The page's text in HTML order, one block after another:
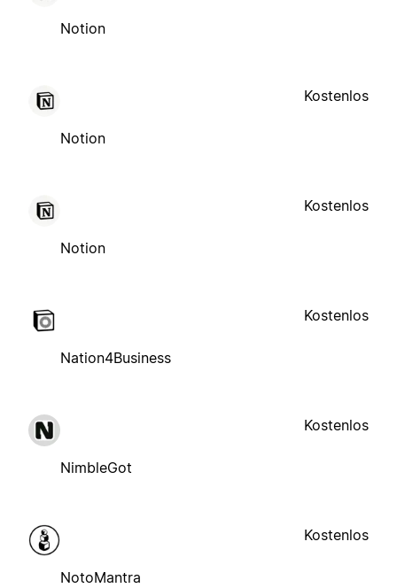
Notion
Notion
Kostenlos
Notion
Kostenlos
Nation4Business
Kostenlos
NimbleGot
Kostenlos
NotoMantra
Kostenlos